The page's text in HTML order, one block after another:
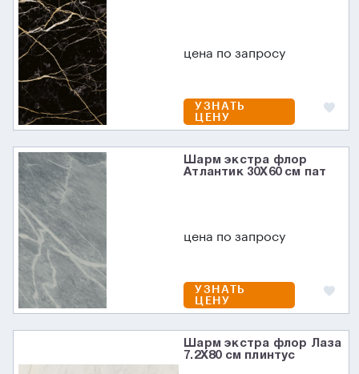
цена по запросу
УЗНАТЬ
ЦЕНУ
Шарм экстра флор
Атлантик 30X60 см пат
цена по запросу
УЗНАТЬ
ЦЕНУ
Шарм экстра флор Лаза
7.2X80 см плинтус